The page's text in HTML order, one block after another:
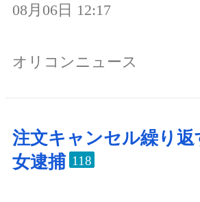
08月06日 12:17
オリコンニュース
注文キャンセル繰り返
女逮捕 118